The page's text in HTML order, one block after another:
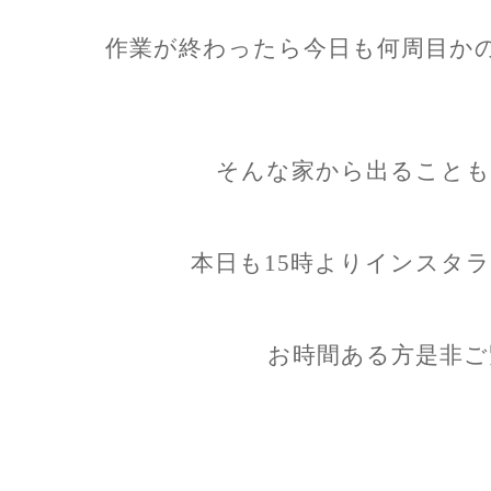
作業が終わったら今日も何周目か
そんな家から出ること
本日も15時よりインスタ
お時間ある方是非